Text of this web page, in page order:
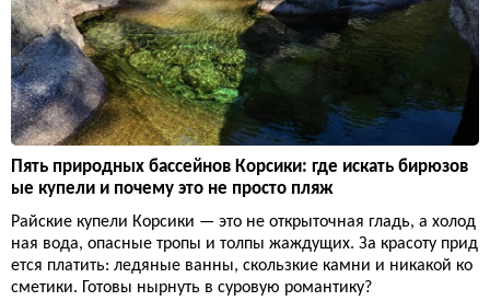
Пять природных бассейнов Корсики: где искать бирюзов
ые купели и почему это не просто пляж
Райские купели Корсики — это не открыточная гладь, а холод
ная вода, опасные тропы и толпы жаждущих. За красоту прид
ется платить: ледяные ванны, скользкие камни и никакой ко
сметики. Готовы нырнуть в суровую романтику?